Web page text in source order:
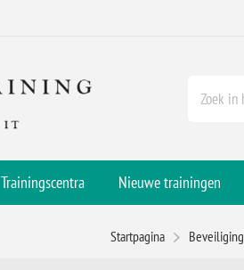
Trainingscentra Nieuwe trainingen
Startpagina Beveiliging